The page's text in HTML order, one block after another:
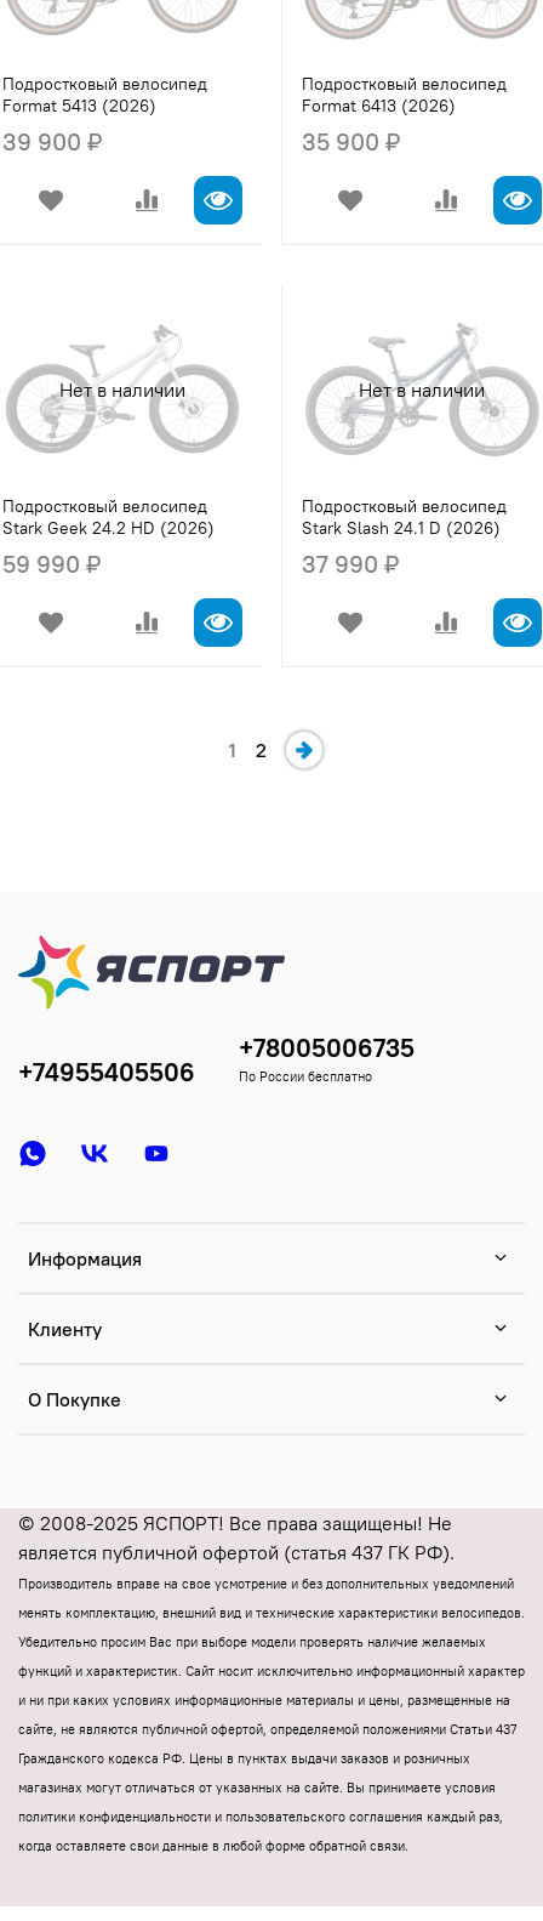
Подростковый велосипед
Format 5413 (2026)
39 900 ₽
Подростковый велосипед
Format 6413 (2026)
35 900 ₽
Нет в наличии
Подростковый велосипед
Stark Geek 24.2 HD (2026)
59 990 ₽
Нет в наличии
Подростковый велосипед
Stark Slash 24.1 D (2026)
37 990 ₽
1 2
Информация
Клиенту
О Покупке
+74955405506
+78005006735
По России бесплатно
© 2008-2025 ЯСПОРТ! Все права защищены! Не
является публичной офертой (статья 437 ГК РФ).
Производитель вправе на свое усмотрение и без дополнительных уведомлений
менять комплектацию, внешний вид и технические характеристики велосипедов.
Убедительно просим Вас при выборе модели проверять наличие желаемых
функций и характеристик. Cайт носит исключительно информационный характер
и ни при каких условиях информационные материалы и цены, размещенные на
сайте, не являются публичной офертой, определяемой положениями Статьи 437
Гражданского кодекса РФ. Цены в пунктах выдачи заказов и розничных
магазинах могут отличаться от указанных на сайте. Вы принимаете условия
политики конфиденциальности и пользовательского соглашения каждый раз,
когда оставляете свои данные в любой форме обратной связи.